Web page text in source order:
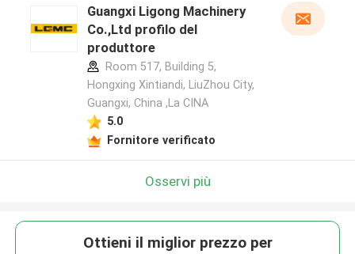
Guangxi Ligong Machinery
Co.,Ltd profilo del
produttore
Room 517, Building 5,
Hongxing Xintiandi, LiuZhou City,
Guangxi, China ,La CINA
5.0
Fornitore verificato
Osservi più
Ottieni il miglior prezzo per